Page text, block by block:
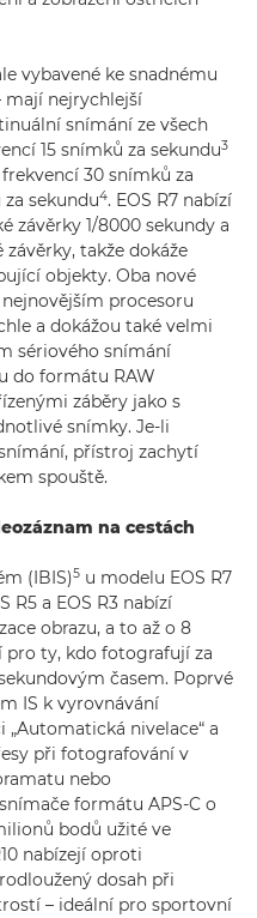
vybavené ke snadnému
mají nejrychlejší
snímání ze všech
15 snímků za sekundu3
30 snímků za
sekundu4. EOS R7 nabízí
závěrky 1/8000 sekundy a
takže dokáže
objekty. Oba nové
procesoru
a dokážou také velmi
sériového snímání
do formátu RAW
záběry jako s
snímky. Je-li
přístroj zachytí
spouště.
na cestách
(IBIS)5 u modelu EOS R7
R5 a EOS R3 nabízí
obrazu, a to až o 8
pro ty, kdo fotografují za
časem. Poprvé
IS k vyrovnávání
nivelace“ a
při fotografování v
nebo
formátu APS-C o
bodů užité ve
nabízejí oproti
dosah při
– ideální pro sportovní